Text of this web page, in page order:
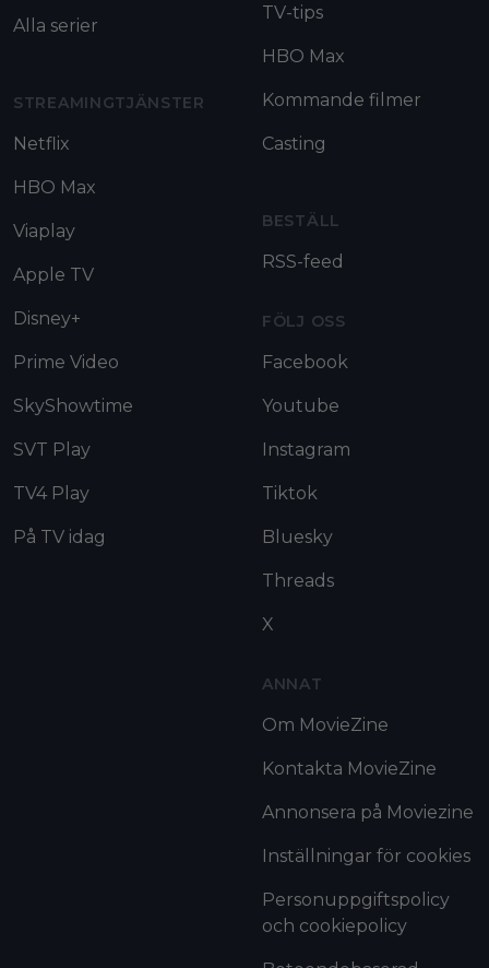
Alla serier
STREAMINGTJÄNSTER
Netflix
HBO Max
Viaplay
Apple TV
Disney+
Prime Video
SkyShowtime
SVT Play
TV4 Play
På TV idag
TV-tips
HBO Max
Kommande filmer
Casting
BESTÄLL
RSS-feed
FÖLJ OSS
Facebook
Youtube
Instagram
Tiktok
Bluesky
Threads
X
ANNAT
Om MovieZine
Kontakta MovieZine
Annonsera på Moviezine
Inställningar för cookies
Personuppgiftspolicy
och cookiepolicy